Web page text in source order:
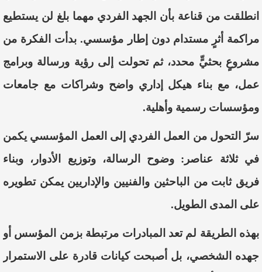
انطلقت من قناعة بأن الجهد الفردي مهما بلغ لن يستطيع
مراكمة أثرٍ مستدام دون إطار مؤسسي. بدأت الفكرة من
مشروعٍ بحثيٍّ محدد، ثم تحولت إلى رؤية ورسالة وبرامج
عمل، مع بناء هيكل إداري واضح وشراكات مع جامعات
ومؤسسات رسمية وأهلية.
سرّ التحول من العمل الفردي إلى العمل المؤسسي يكمن
في ثلاثة عناصر: وضوح الرسالة، وتوزيع الأدوار، وبناء
فريق ثابت من الباحثين والفنيين والإداريين يمكن تطويره
على المدى الطويل.
بهذه الطريقة لم تعد المبادرات مرتبطة بزمن المؤسس أو
جهده الشخصي، بل أصبحت كيانات قادرة على الاستمرار